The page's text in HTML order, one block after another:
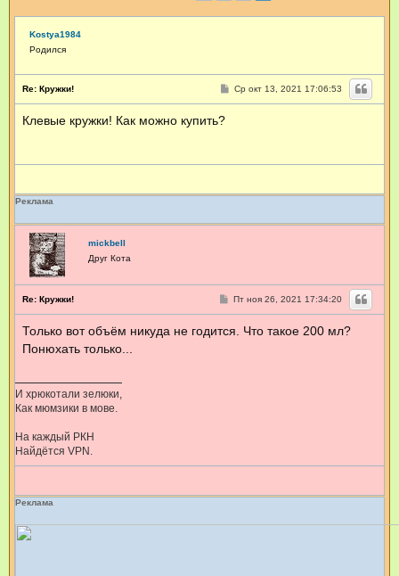
Kostya1984
Родился
Re: Кружки!
С
и
Ср окт 13, 2021 17:06:53
Клевые кружки! Как можно купить?
Реклама
mickbell
Друг Кота
Re: Кружки!
С
б
Пт ноя 26, 2021 17:34:20
Только вот объём никуда не годится. Что такое 200 мл?
Понюхать только...
И хрюкотали зелюки,
Как мюмзики в мове.
На каждый РКН
Найдётся VPN.
Реклама